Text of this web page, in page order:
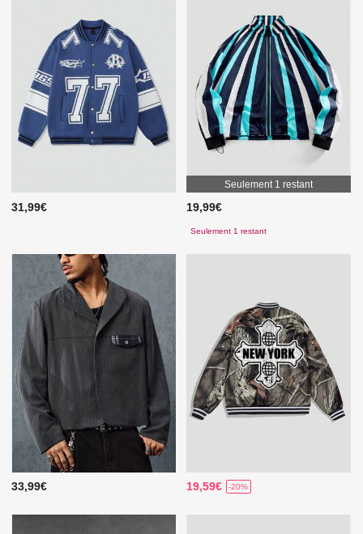
31,99€
Seulement 1 restant
19,99€
Seulement 1 restant
33,99€ 19,59€ -20%